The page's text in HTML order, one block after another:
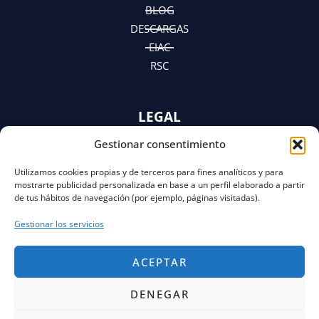
Gestionar consentimiento
Utilizamos cookies propias y de terceros para fines analíticos y para
mostrarte publicidad personalizada en base a un perfil elaborado a partir
de tus hábitos de navegación (por ejemplo, páginas visitadas).
Gestionar los servicios
ACEPTAR
DENEGAR
m
BLOG
DESCARGAS
EIAC
RSC
LEGAL
AVISO LEGAL
Y AVISO DE PRIVACIDAD
POLÍTICA DE COOKIES